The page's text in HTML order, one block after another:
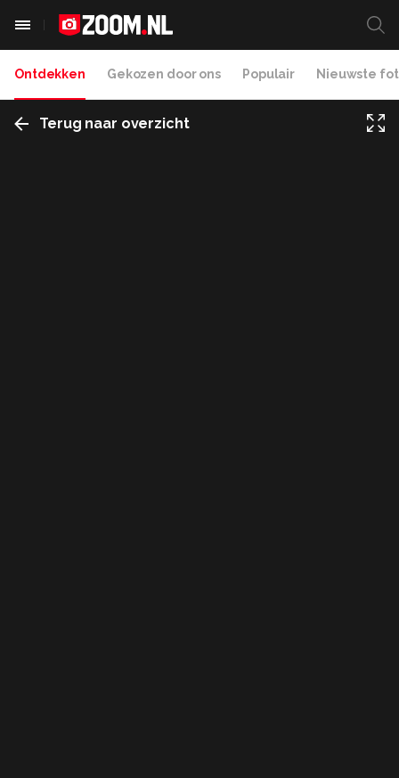
Ontdekken Gekozen door ons Populair Nieuwste
Terug naar overzicht